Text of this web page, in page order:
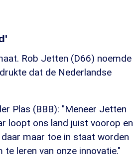
Rob Jetten (D66) noemde
dat de Nederlandse
Plas (BBB): "Meneer Jetten
loopt ons land juist voorop en
maar toe in staat worden
leren van onze innovatie."